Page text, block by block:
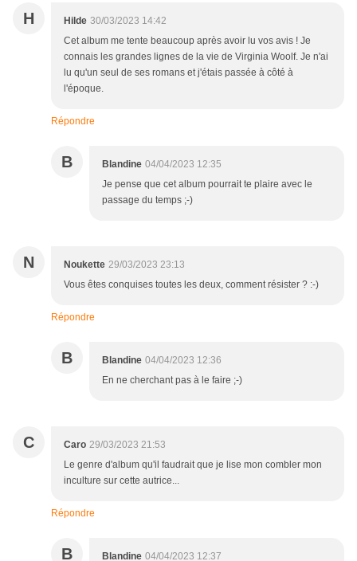
H Hilde 30/03/2023 14:42
Cet album me tente beaucoup après avoir lu vos avis ! Je
connais les grandes lignes de la vie de Virginia Woolf. Je n'ai
lu qu'un seul de ses romans et j'étais passée à côté à
l'époque.
Répondre
B Blandine 04/04/2023 12:35
Je pense que cet album pourrait te plaire avec le
passage du temps ;-)
N Noukette 29/03/2023 23:13
Vous êtes conquises toutes les deux, comment résister ? :-)
Répondre
B Blandine 04/04/2023 12:36
En ne cherchant pas à le faire ;-)
C Caro 29/03/2023 21:53
Le genre d'album qu'il faudrait que je lise mon combler mon
inculture sur cette autrice...
Répondre
B Blandine 04/04/2023 12:37